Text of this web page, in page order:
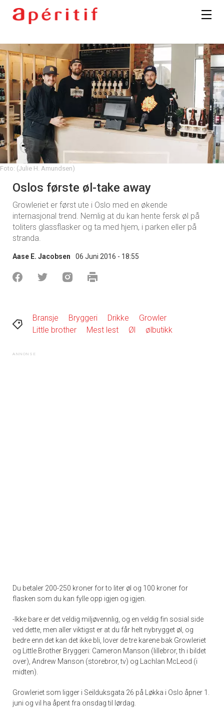
Foto: (Julie H. Amundsen)
Oslos første øl-take away
Growleriet er først ute i Oslo med en økende
internasjonal trend. Nemlig at du kan hente fersk øl på
toliters glassflasker og ta med hjem, i parken eller på
stranda.
Aase E. Jacobsen 06 Juni 2016 - 18:55
Bransje Bryggeri Drikke
Growler
Little brother
Mest lest Øl ølbutikk
Du betaler 200-250 kroner for to liter øl og 100 kroner for
flasken som du kan fylle opp igjen og igjen.
-Ikke bare er det veldig miljøvennlig, og en veldig fin sosial side
ved dette, men aller viktigst er at du får helt nybrygget øl, og
bedre enn det kan det ikke bli, lover de tre karene bak Growleriet
og Little Brother Bryggeri: Cameron Manson (lillebror, th i bildet
over), Andrew Manson (storebror, tv) og Lachlan McLeod (i
midten).
Growleriet som ligger i Seilduksgata 26 på Løkka i Oslo åpner 1.
juni og vil ha åpent fra onsdag til lørdag.